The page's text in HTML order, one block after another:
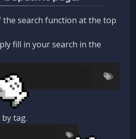
the search function at the top
fill in your search in the
tag.